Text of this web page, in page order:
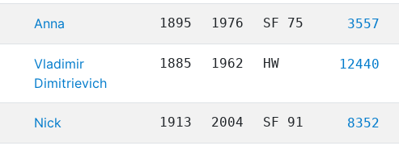
Anna 1895 1976 SF 75 3557
Vladimir
Dimitrievich
1885 1962 HW 12440
Nick 1913 2004 SF 91 8352